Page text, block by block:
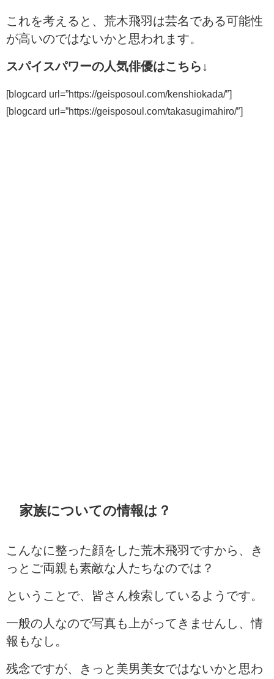
これを考えると、荒木飛羽は芸名である可能性
が高いのではないかと思われます。
スパイスパワーの人気俳優はこちら↓
[blogcard url=”https://geisposoul.com/kenshiokada/″]
[blogcard url=”https://geisposoul.com/takasugimahiro/″]
家族についての情報は？
こんなに整った顔をした荒木飛羽ですから、き
っとご両親も素敵な人たちなのでは？
ということで、皆さん検索しているようです。
一般の人なので写真も上がってきませんし、情
報もなし。
残念ですが、きっと美男美女ではないかと思わ